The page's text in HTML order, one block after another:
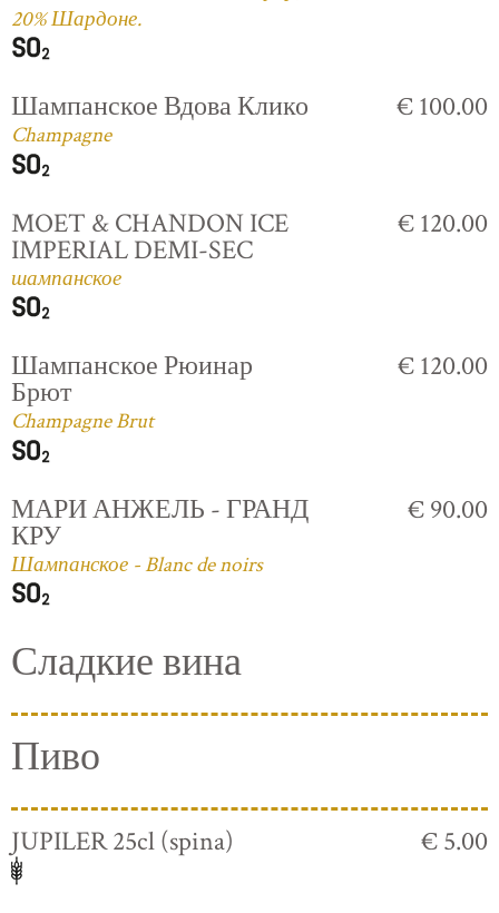
20% Шардоне.
Шампанское Вдова Клико
Champagne
€ 100.00
MOET & CHANDON ICE
IMPERIAL DEMI-SEC
шампанское
€ 120.00
Шампанское Рюинар
Брют
Champagne Brut
€ 120.00
МАРИ АНЖЕЛЬ - ГРАНД
КРУ
Шампанское - Blanc de noirs
€ 90.00
Сладкие вина
Пиво
JUPILER 25cl (spina) € 5.00